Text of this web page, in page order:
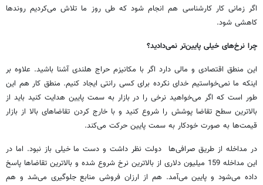
اگر زمانی کار کارشناسی هم انجام شود که طی روز ما تلاش می‌کردیم روندها
کاهشی شود.
چرا نرخ‌های خیلی پایین‌تر نمی‌دادید؟
این منطق اقتصادی و مالی دارد اگر با مکانیزم حراج هلندی آشنا باشید. علاوه بر
اینکه ما نمی‌خواستیم خدای نکرده برای کسی رانتی ایجاد کنیم. منطق کار هم این
طور است که اگر می‌خواهید نرخی را در بازار به سمت پایین هدایت کنید باید از
بالاترین سطح تقاضا پوشش را شروع کنید و با خارج کردن تقاضاهای بالا از بازار
قیمت‌ها به صورت خودکار به سمت پایین حرکت می‌کند.
در مداخله از طریق صرافی‌ها دولت نظر داشت و دست ما خیلی باز نبود. اما در
این مداخله 159 میلیون دلاری از بالاترین نرخ شروع شده و بالاترین تقاضاها پاسخ
داده می‌شود و پایین می‌آمد. هم از ارزان فروشی منابع جلوگیری می‌شد و هم